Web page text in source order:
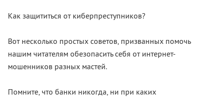
Как защититься от киберпреступников?
Вот несколько простых советов, призванных помочь
нашим читателям обезопасить себя от интернет-
мошенников разных мастей.
Помните, что банки никогда, ни при каких